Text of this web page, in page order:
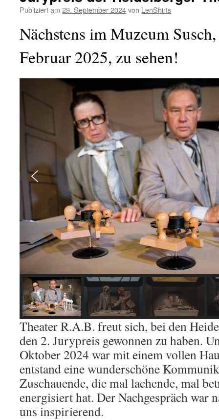
Publiziert am 29. September 2024von LenShirts
Nächstens im Muzeum
Februar 2025, zu sehen!
Theater R.A.B. freut sich, bei den
den 2. Jurypreis gewonnen zu haben.
Oktober 2024 war mit einem vollen
entstand eine wunderschöne
Zuschauende, die mal lachende, mal
energisiert hat. Der Nachgespräch war
uns inspirierend.